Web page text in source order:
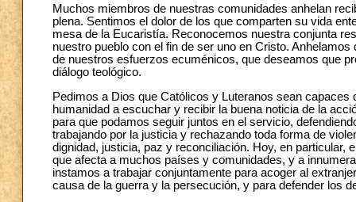
Muchos miembros de nuestras comunidades anhelan
plena. Sentimos el dolor de los que comparten su vida
mesa de la Eucaristía. Reconocemos nuestra conjunta
nuestro pueblo con el fin de ser uno en Cristo.
de nuestros esfuerzos ecuménicos, que deseamos que
diálogo teológico.
Pedimos a Dios que Católicos y Luteranos sean
humanidad a escuchar y recibir la buena noticia de la
para que podamos seguir juntos en el servicio,
trabajando por la justicia y rechazando toda forma de
dignidad, justicia, paz y reconciliación. Hoy, en
que afecta a muchos países y comunidades, y a
instamos a trabajar conjuntamente para acoger al
causa de la guerra y la persecución, y para defender los